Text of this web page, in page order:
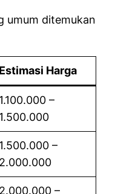
umum ditemukan
Estimasi Harga
–
–
–